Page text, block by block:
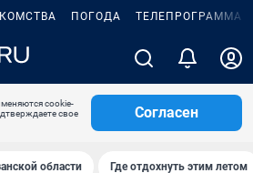
ПОГОДА ТЕЛЕПРОГРАММА
cookie-
свое
Согласен
области Где отдохнуть этим летом